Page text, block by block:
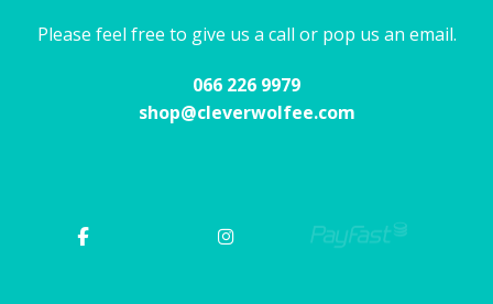
Please feel free to give us a call or pop us an email.
066 226 9979
shop@cleverwolfee.com